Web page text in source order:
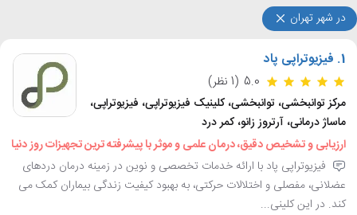
در شهر تهران
1. فیزیوتراپی پاد
5.0 (1 نظر)
مرکز توانبخشی، توانبخشی، کلینیک فیزیوتراپی، فیزیوتراپی،
ماساژ درمانی، آرتروز زانو، کمر درد
ارزیابی و تشخیص دقیق، درمان علمی و موثر با پیشرفته ترین تجهیزات روز دنیا
فیزیوتراپی پاد با ارائه خدمات تخصصی و نوین در زمینه درمان دردهای
عضلانی، مفصلی و اختلالات حرکتی، به بهبود کیفیت زندگی بیماران کمک می
کند. در این کلینی...